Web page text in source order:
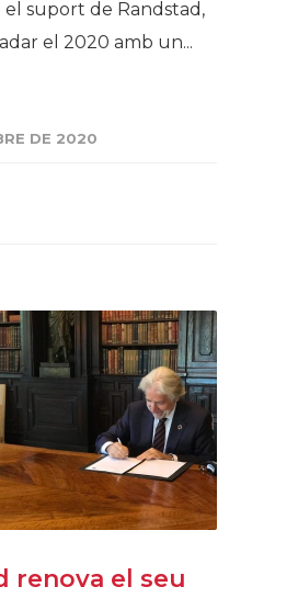
suport de Randstad,
el 2020 amb un...
DE 2020
renova el seu